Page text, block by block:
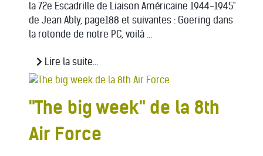
la 72e Escadrille de Liaison Américaine 1944-1945"
de Jean Ably, page188 et suivantes : Goering dans
la rotonde de notre PC, voilà ...
Lire la suite...
"The big week" de la 8th
Air Force